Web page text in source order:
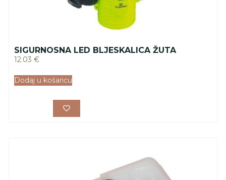
SIGURNOSNA LED BLJESKALICA ŽUTA
12.03 €
Dodaj u košaricu